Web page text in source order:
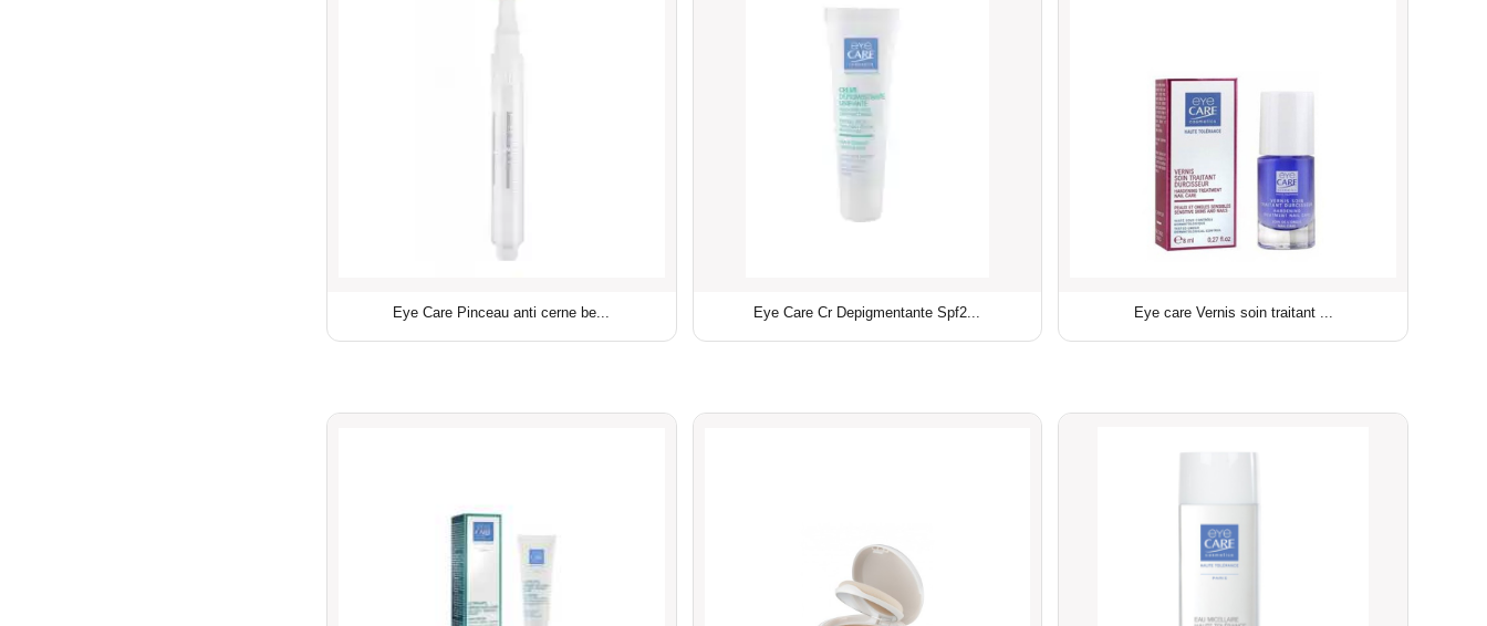
Eye Care Pinceau anti cerne be... Eye Care Cr Depigmentante Spf2... Eye care Vernis soin traitant ...